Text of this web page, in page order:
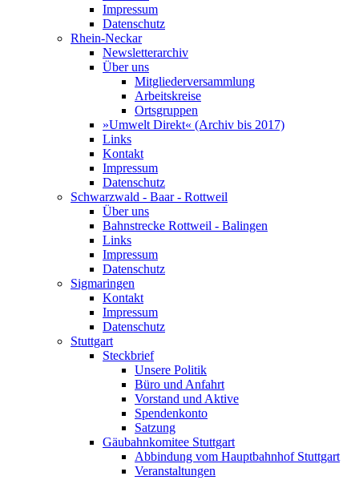
Impressum
Datenschutz
Rhein-Neckar
Newsletterarchiv
Über uns
Mitgliederversammlung
Arbeitskreise
Ortsgruppen
»Umwelt Direkt« (Archiv bis 2017)
Links
Kontakt
Impressum
Datenschutz
Schwarzwald - Baar - Rottweil
Über uns
Bahnstrecke Rottweil - Balingen
Links
Impressum
Datenschutz
Sigmaringen
Kontakt
Impressum
Datenschutz
Stuttgart
Steckbrief
Unsere Politik
Büro und Anfahrt
Vorstand und Aktive
Spendenkonto
Satzung
Gäubahnkomitee Stuttgart
Abbindung vom Hauptbahnhof Stuttgart
Veranstaltungen